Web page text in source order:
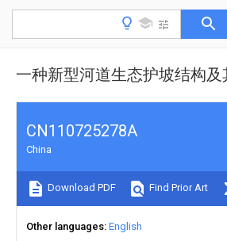
一种新型河道生态护坡结构
CN110725278A
China
Download PDF Find Prior Art
Other languages English